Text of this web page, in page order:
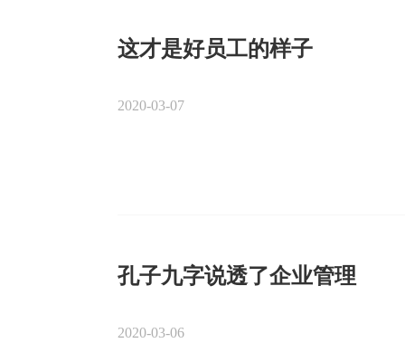
这才是好员工的样子
2020-03-07
孔子九字说透了企业管理
2020-03-06